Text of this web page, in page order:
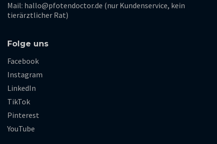
Mail: hallo@pfotendoctor.de (nur Kundenservice, kein
tierärztlicher Rat)
Folge uns
Facebook
Instagram
LinkedIn
TikTok
Pinterest
YouTube